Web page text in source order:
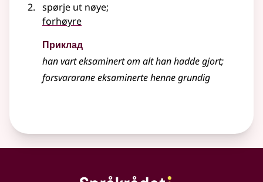
spørje ut nøye;
forhøyre
Приклад
han vart eksaminert om alt han hadde gjort;
forsvararane eksaminerte henne grundig